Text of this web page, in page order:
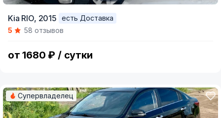
of
Kia RIO, 2015
есть Доставка
5
58 отзывов
от 1680 ₽ / сутки
Супервладелец